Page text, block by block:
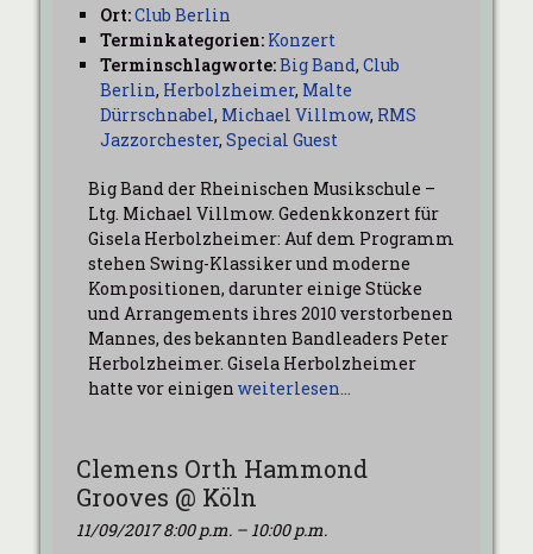
Ort:Club Berlin
Terminkategorien: Konzert
Terminschlagworte:Big Band, Club
Berlin, Herbolzheimer, Malte
Dürrschnabel, Michael Villmow, RMS
Jazzorchester, Special Guest
Big Band der Rheinischen Musikschule –
Ltg. Michael Villmow. Gedenkkonzert für
Gisela Herbolzheimer: Auf dem Programm
stehen Swing-Klassiker und moderne
Kompositionen, darunter einige Stücke
und Arrangements ihres 2010 verstorbenen
Mannes, des bekannten Bandleaders Peter
Herbolzheimer. Gisela Herbolzheimer
hatte vor einigen weiterlesen…
Clemens Orth Hammond
Grooves @ Köln
11/09/2017 8:00 p.m. – 10:00 p.m.